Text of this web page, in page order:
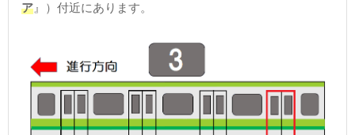
ア 』）付近にあります。